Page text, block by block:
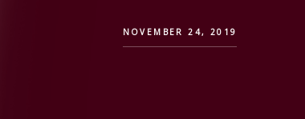
NOVEMBER 24, 2019